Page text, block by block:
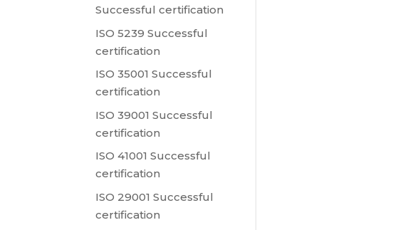
Successful certification
ISO 5239 Successful
certification
ISO 35001 Successful
certification
ISO 39001 Successful
certification
ISO 41001 Successful
certification
ISO 29001 Successful
certification